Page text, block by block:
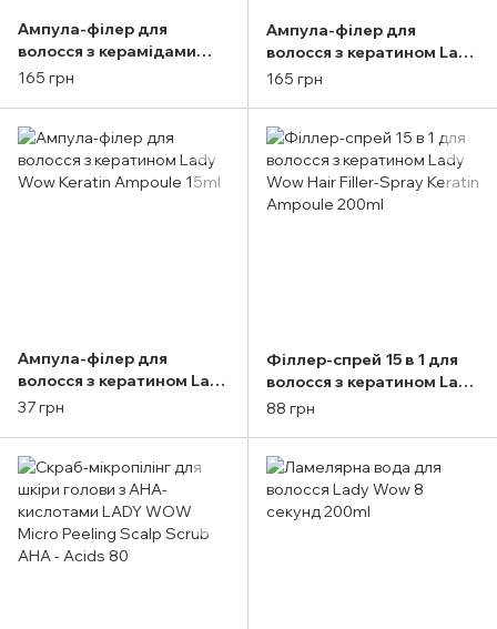
Ампула-філер для
волосся з керамідами
Lady Wow Hair Filler
165 грн
Ампула-філер для
волосся з кератином Lady
Wow Keratin Ampoule
165 грн
Ампула-філер для
волосся з кератином Lady
Wow Keratin Ampoule
37 грн
Філлер-спрей 15 в 1 для
волосся з кератином Lady
Wow Hair Filler-Spray
88 грн